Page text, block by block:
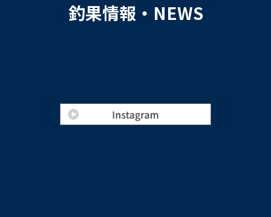
釣果情報・NEWS